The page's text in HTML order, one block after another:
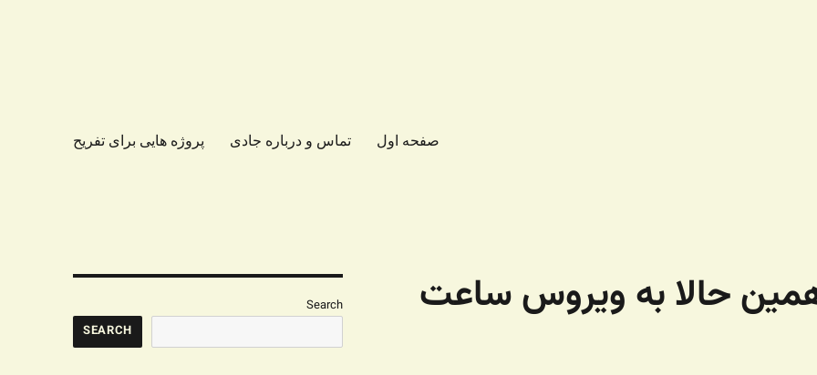
صفحه اول تماس و درباره جادی پروژه هایی برای تفریح
حالا به ویروس ساعت
Search
SEARCH